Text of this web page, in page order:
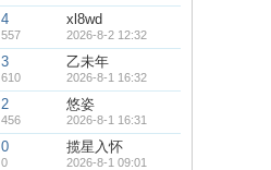
4
557
xl8wd
2026-8-2 12:32
3
610
乙未年
2026-8-1 16:32
2
456
悠姿
2026-8-1 16:31
0
0
揽星入怀
2026-8-1 09:01